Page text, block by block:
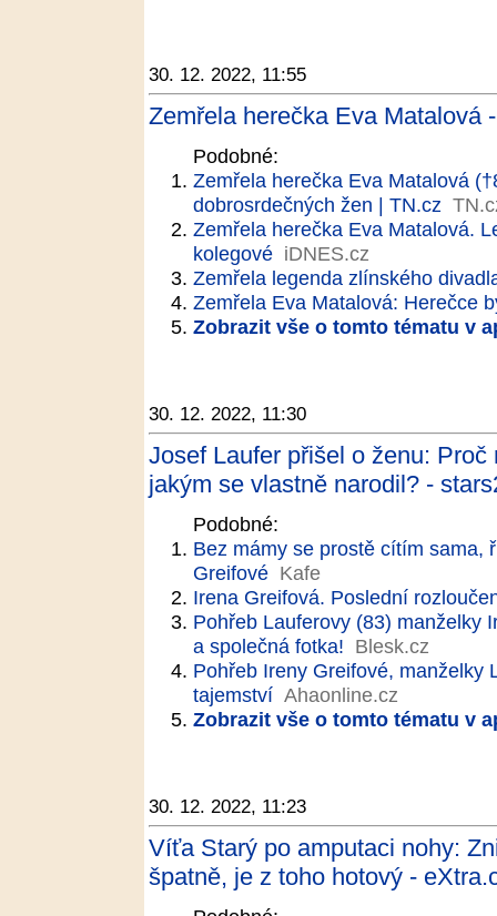
30. 12. 2022, 11:55
Zemřela herečka Eva Matalová
Podobné:
Zemřela herečka Eva Matalová
dobrosrdečných žen | TN.cz
Zemřela herečka Eva Matalová.
kolegové iDNES.cz
Zemřela legenda zlínského
Zemřela Eva Matalová: Herečce
Zobrazit vše o tomto tématu v
30. 12. 2022, 11:30
Josef Laufer přišel o ženu:
jakým se vlastně narodil? -
Podobné:
Bez mámy se prostě cítím sama,
Greifové Kafe
Irena Greifová. Poslední
Pohřeb Lauferovy (83) manželky
a společná fotka! Blesk.cz
Pohřeb Ireny Greifové, manželky
tajemství Ahaonline.cz
Zobrazit vše o tomto tématu v
30. 12. 2022, 11:23
Víťa Starý po amputaci nohy:
špatně, je z toho hotový -